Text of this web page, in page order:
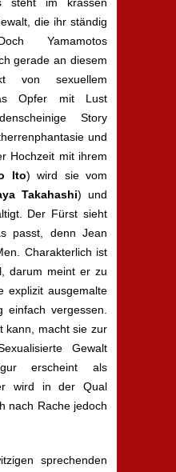
die ihr ständig
Yamamotos
gerade an diesem
von sexuellem
Opfer mit Lust
Story
und
Hochzeit mit ihrem
Ito) wird sie vom
Takahashi) und
Der Fürst sieht
passt, denn Jean
Charakterlich ist
darum meint er zu
explizit ausgemalte
einfach vergessen.
kann, macht sie zur
Gewalt
erscheint als
wird in der Qual
nach Rache jedoch
sprechenden